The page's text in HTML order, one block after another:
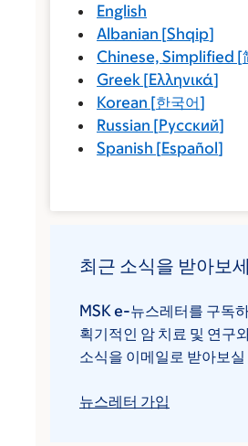
English
Albanian [Shqip]
Chinese, Simplified [
Greek [Ελληνικά]
Korean [한국어]
Russian [Русский]
Spanish [Español]
최근 소식을 받아보
MSK e-뉴스레터를 구독
획기적인 암 치료 및 연구
소식을 이메일로 받아보
뉴스레터 가입